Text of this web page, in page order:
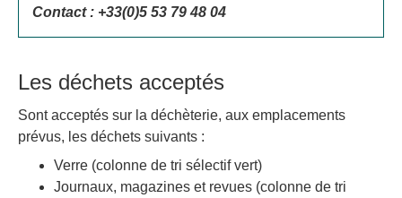
Contact : +33(0)5 53 79 48 04
Les déchets acceptés
Sont acceptés sur la déchèterie, aux emplacements
prévus, les déchets suivants :
Verre (colonne de tri sélectif vert)
Journaux, magazines et revues (colonne de tri